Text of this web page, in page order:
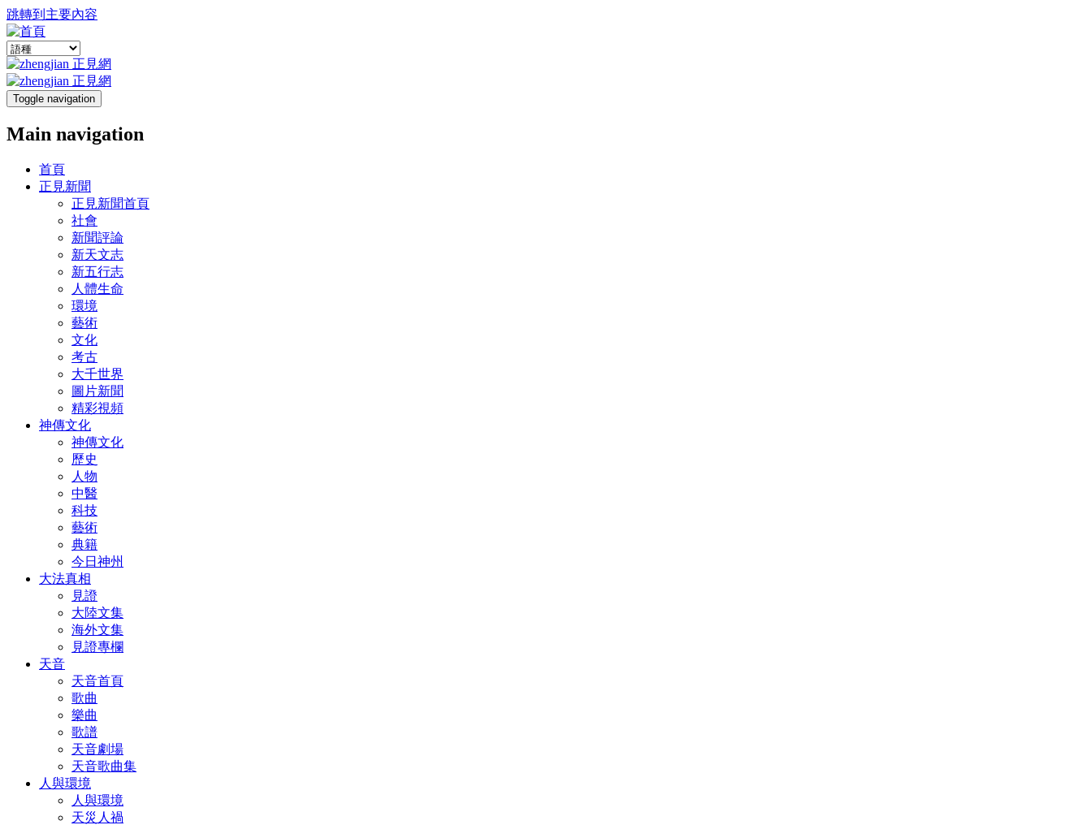
跳轉到主要內容
Toggle navigation
Main navigation
首頁
正見新聞
正見新聞首頁
社會
新聞評論
新天文志
新五行志
人體生命
環境
藝術
文化
考古
大千世界
圖片新聞
精彩視頻
神傳文化
神傳文化
歷史
人物
中醫
科技
藝術
典籍
今日神州
大法真相
見證
大陸文集
海外文集
見證專欄
天音
天音首頁
歌曲
樂曲
歌譜
天音劇場
天音歌曲集
人與環境
人與環境
天災人禍